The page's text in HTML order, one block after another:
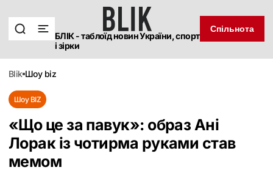
БЛІК - таблоїд новин України, спорт
і зірки
Спільнота
blik шоу biz
Шоу BIZ
«Що це за павук»: образ Ані
Лорак із чотирма руками став
мемом